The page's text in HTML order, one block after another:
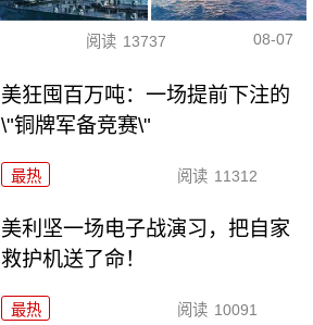
阅读 13737 08-07
美狂囤百万吨：一场提前下注的
\"铜牌军备竞赛\"
最热 阅读 11312
美利坚一场电子战演习，把自家
救护机送了命！
最热 阅读 10091